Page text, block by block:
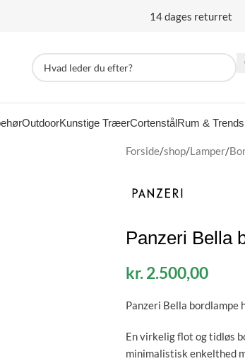
14 dages returret
OutdoorKunstige TræerCortenstålRum & Trends
Forside/shop/Lamper/
Panzeri Bella
kr.2.500,00
Panzeri Bella bordlampe
En virkelig flot og tidløs
minimalistisk enkelthed